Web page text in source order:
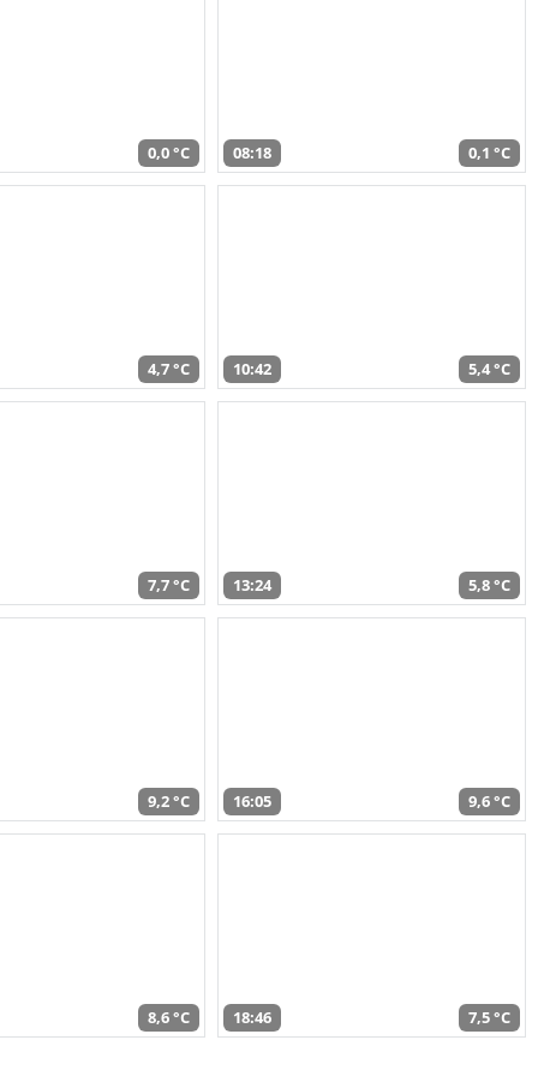
0,0 °C 08:18 0,1 °C
4,7 °C 10:42 5,4 °C
7,7 °C 13:24 5,8 °C
9,2 °C 16:05 9,6 °C
8,6 °C 18:46 7,5 °C